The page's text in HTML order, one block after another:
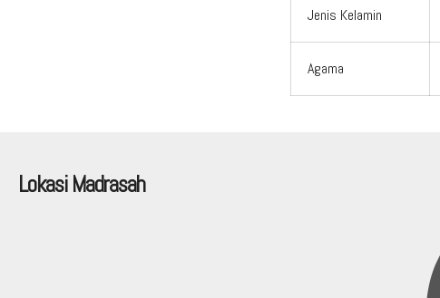
Jenis Kelamin
Agama
Lokasi Madrasah